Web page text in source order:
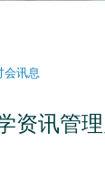
会讯息
资讯管